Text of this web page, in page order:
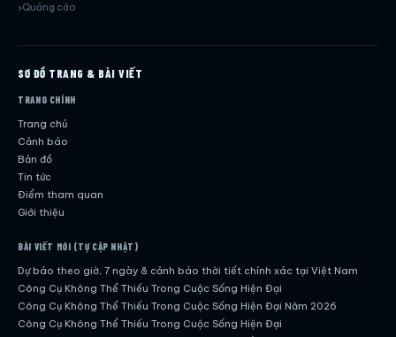
Quảng cáo
SƠ ĐỒ TRANG & BÀI VIẾT
TRANG CHÍNH
Trang chủ
Cảnh báo
Bản đồ
Tin tức
Điểm tham quan
Giới thiệu
BÀI VIẾT MỚI (TỰ CẬP NHẬT)
Dự báo theo giờ, 7 ngày & cảnh báo thời tiết chính xác tại Việt Nam
Công Cụ Không Thể Thiếu Trong Cuộc Sống Hiện Đại
Công Cụ Không Thể Thiếu Trong Cuộc Sống Hiện Đại Năm 2026
Công Cụ Không Thể Thiếu Trong Cuộc Sống Hiện Đại